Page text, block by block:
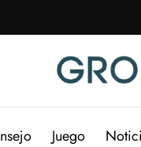
Juego